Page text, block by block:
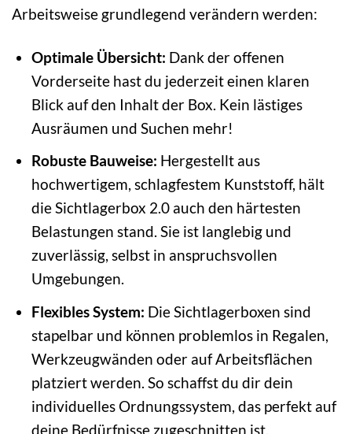
Arbeitsweise grundlegend verändern werden:
Optimale Übersicht: Dank der offenen
Vorderseite hast du jederzeit einen klaren
Blick auf den Inhalt der Box. Kein lästiges
Ausräumen und Suchen mehr!
Robuste Bauweise: Hergestellt aus
hochwertigem, schlagfestem Kunststoff, hält
die Sichtlagerbox 2.0 auch den härtesten
Belastungen stand. Sie ist langlebig und
zuverlässig, selbst in anspruchsvollen
Umgebungen.
Flexibles System: Die Sichtlagerboxen sind
stapelbar und können problemlos in Regalen,
Werkzeugwänden oder auf Arbeitsflächen
platziert werden. So schaffst du dir dein
individuelles Ordnungssystem, das perfekt auf
deine Bedürfnisse zugeschnitten ist.